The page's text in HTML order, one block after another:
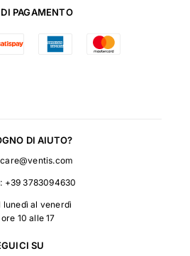
PAGAMENTO
DI AIUTO?
+39 3783094630
lunedì al venerdì
10 alle 17
SU